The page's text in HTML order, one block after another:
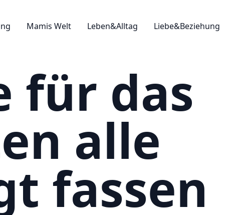
Mamis Welt Leben&Alltag Liebe&Beziehung
für das
alle
fassen